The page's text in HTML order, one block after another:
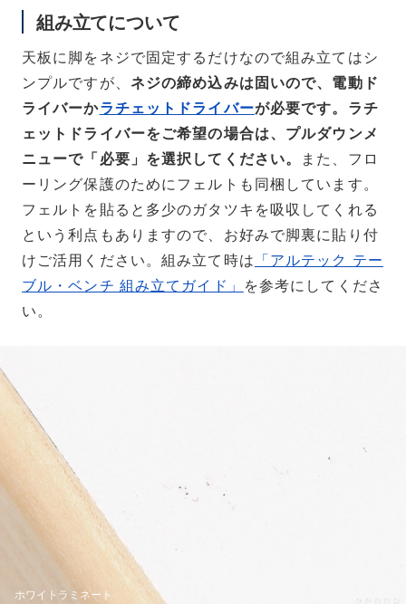
組み立てについて
天板に脚をネジで固定するだけなので組み立てはシ
ンプルですが、 ネジの締め込みは固いので、電動ド
ライバーかラチェットドライバーが必要です。ラチ
ェットドライバーをご希望の場合は、プルダウンメ
ニューで「必要」を選択してください。
また、フロ
ーリング保護のためにフェルトも同梱しています。
フェルトを貼ると多少のガタツキを吸収してくれる
という利点もありますので、お好みで脚裏に貼り付
けご活用ください。組み立て時は
「アルテック テー
ブル・ベンチ 組み立てガイド」
を参考にしてくださ
い。
ホワイトラミネート